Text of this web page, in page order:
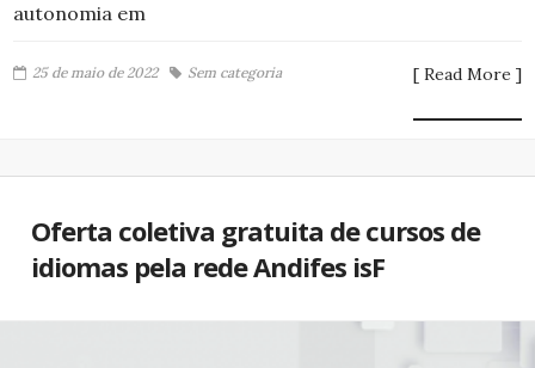
autonomia em
25 de maio de 2022 Sem categoria [ Read More ]
Oferta coletiva gratuita de cursos de
idiomas pela rede Andifes isF